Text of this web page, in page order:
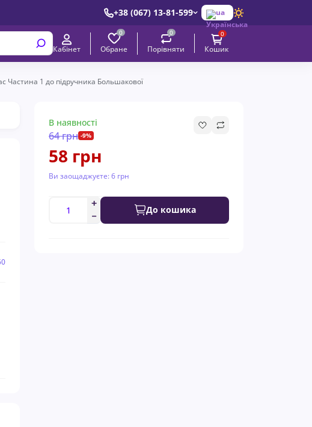
+38 (067) 13-81-599 ua
Кабінет
0
Обране
0
Порівняти
0
Кошик
Частина 1 до підручника Большакової
В наявності
64 грн -9%
58 грн
Ви заощаджуєте:6 грн
До кошика